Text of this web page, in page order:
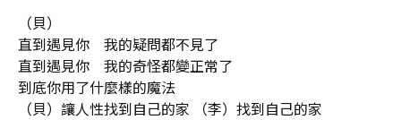
（貝）
直到遇見你 我的疑問都不見了
直到遇見你 我的奇怪都變正常了
到底你用了什麼樣的魔法
（貝）讓人性找到自己的家 （李）找到自己的家